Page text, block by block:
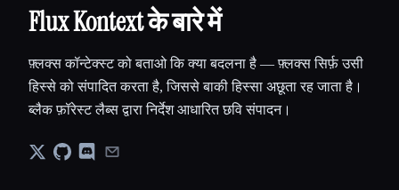
Flux Kontext के बारे में
फ़्लक्स कॉन्टेक्स्ट को बताओ कि क्या बदलना है — फ़्लक्स सिर्फ़ उसी
हिस्से को संपादित करता है, जिससे बाकी हिस्सा अछूता रह जाता है।
ब्लैक फ़ॉरेस्ट लैब्स द्वारा निर्देश आधारित छवि संपादन।